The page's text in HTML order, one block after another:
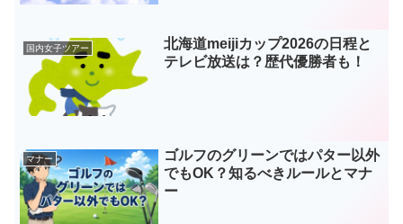
国内女子ツアー
北海道meijiカップ2026の日程と
テレビ放送は？歴代優勝者も！
マナー
ゴルフのグリーンではパター以外
でもOK？知るべきルールとマナ
ー